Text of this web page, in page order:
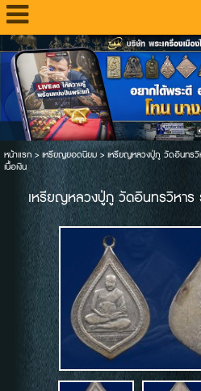
หน้าแรก> เหรียญยอดนิยม>เหรียญหลวงปู่ภู วัดอินทร
เนื้อเงิน
เหรียญหลวงปู่ภู วัดอินทรวิหาร